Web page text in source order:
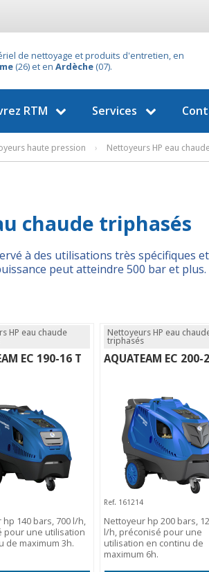
de nettoyage et produits d'entretien, en
(26) et en Ardèche (07).
RTM Services
haute pression › Nettoyeurs HP eau
chaude triphasés
à des utilisations très spécifiques
peut atteindre 500 bar et plus.
HP eau chaude
EC 190-16 T
140 bars, 700 l/h,
pour une utilisation
de maximum 3h.
Nettoyeurs HP eau
triphasés
AQUATEAM EC 200-
Ref. 161214
Nettoyeur hp 200 bars,
l/h, préconisé pour une
utilisation en continu de
maximum 6h.